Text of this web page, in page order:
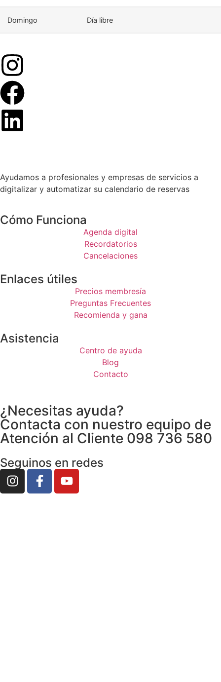
Domingo Día libre
Ayudamos a profesionales y empresas de servicios a
digitalizar y automatizar su calendario de reservas
Cómo Funciona
Agenda digital
Recordatorios
Cancelaciones
Enlaces útiles
Precios membresía
Preguntas Frecuentes
Recomienda y gana
Asistencia
Centro de ayuda
Blog
Contacto
¿Necesitas ayuda?
Contacta con nuestro equipo de
Atención al Cliente 098 736 580
Seguinos en redes